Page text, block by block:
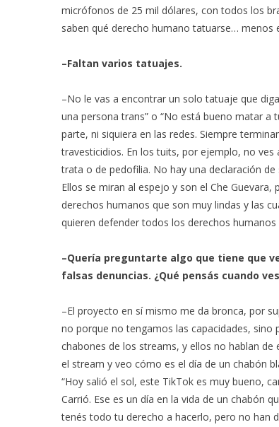
micrófonos de 25 mil dólares, con todos los
saben qué derecho humano tatuarse… menos
–Faltan varios tatuajes.
–No le vas a encontrar un solo tatuaje que
una persona trans” o “No está bueno matar a
parte, ni siquiera en las redes. Siempre
travesticidios. En los tuits, por ejemplo, no
trata o de pedofilia. No hay una declaración
Ellos se miran al espejo y son el Che
derechos humanos que son muy lindas y las
quieren defender todos los derechos
–Quería preguntarte algo que tiene que
falsas denuncias. ¿Qué pensás cuando
–El proyecto en sí mismo me da bronca, por
no porque no tengamos las capacidades,
chabones de los streams, y ellos no hablan
el stream y veo cómo es el día de un chabón
“Hoy salió el sol, este TikTok es muy bueno,
Carrió. Ese es un día en la vida de un chabón
tenés todo tu derecho a hacerlo, pero no han